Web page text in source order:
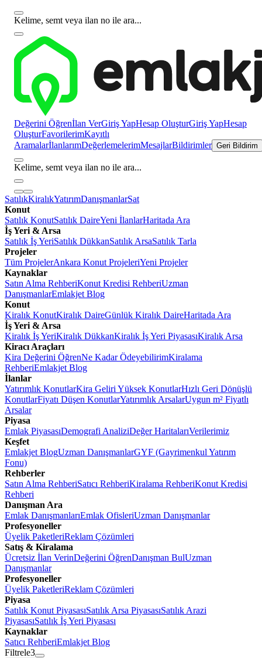
Kelime, semt veya ilan no ile ara...
Değerini Öğrenİlan VerGiriş YapHesap OluşturGiriş YapHesap
OluşturFavorilerimKayıtlı
AramalarİlanlarımDeğerlemelerimMesajlarBildirimler Geri Bildirim
Kelime, semt veya ilan no ile ara...
SatılıkKiralıkYatırımDanışmanlarSat
Konut
Satılık KonutSatılık DaireYeni İlanlarHaritada Ara
İş Yeri & Arsa
Satılık İş YeriSatılık DükkanSatılık ArsaSatılık Tarla
Projeler
Tüm ProjelerAnkara Konut ProjeleriYeni Projeler
Kaynaklar
Satın Alma RehberiKonut Kredisi RehberiUzman
DanışmanlarEmlakjet Blog
Konut
Kiralık KonutKiralık DaireGünlük Kiralık DaireHaritada Ara
İş Yeri & Arsa
Kiralık İş YeriKiralık DükkanKiralık İş Yeri PiyasasıKiralık Arsa
Kiracı Araçları
Kira Değerini ÖğrenNe Kadar ÖdeyebilirimKiralama
RehberiEmlakjet Blog
İlanlar
Yatırımlık KonutlarKira Geliri Yüksek KonutlarHızlı Geri Dönüşlü
KonutlarFiyatı Düşen KonutlarYatırımlık ArsalarUygun m² Fiyatlı
Arsalar
Piyasa
Emlak PiyasasıDemografi AnaliziDeğer HaritalarıVerilerimiz
Keşfet
Emlakjet BlogUzman DanışmanlarGYF (Gayrimenkul Yatırım
Fonu)
Rehberler
Satın Alma RehberiSatıcı RehberiKiralama RehberiKonut Kredisi
Rehberi
Danışman Ara
Emlak DanışmanlarıEmlak OfisleriUzman Danışmanlar
Profesyoneller
Üyelik PaketleriReklam Çözümleri
Satış & Kiralama
Ücretsiz İlan VerinDeğerini ÖğrenDanışman BulUzman
Danışmanlar
Profesyoneller
Üyelik PaketleriReklam Çözümleri
Piyasa
Satılık Konut PiyasasıSatılık Arsa PiyasasıSatılık Arazi
PiyasasıSatılık İş Yeri Piyasası
Kaynaklar
Satıcı RehberiEmlakjet Blog
Filtrele3